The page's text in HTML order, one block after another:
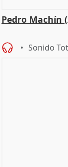
Pedro Machín
Sonido